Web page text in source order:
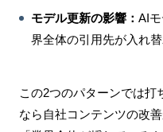
モデル更新の影響： AI
界全体の引用先が入れ
この2つのパターンでは打
なら自社コンテンツの改